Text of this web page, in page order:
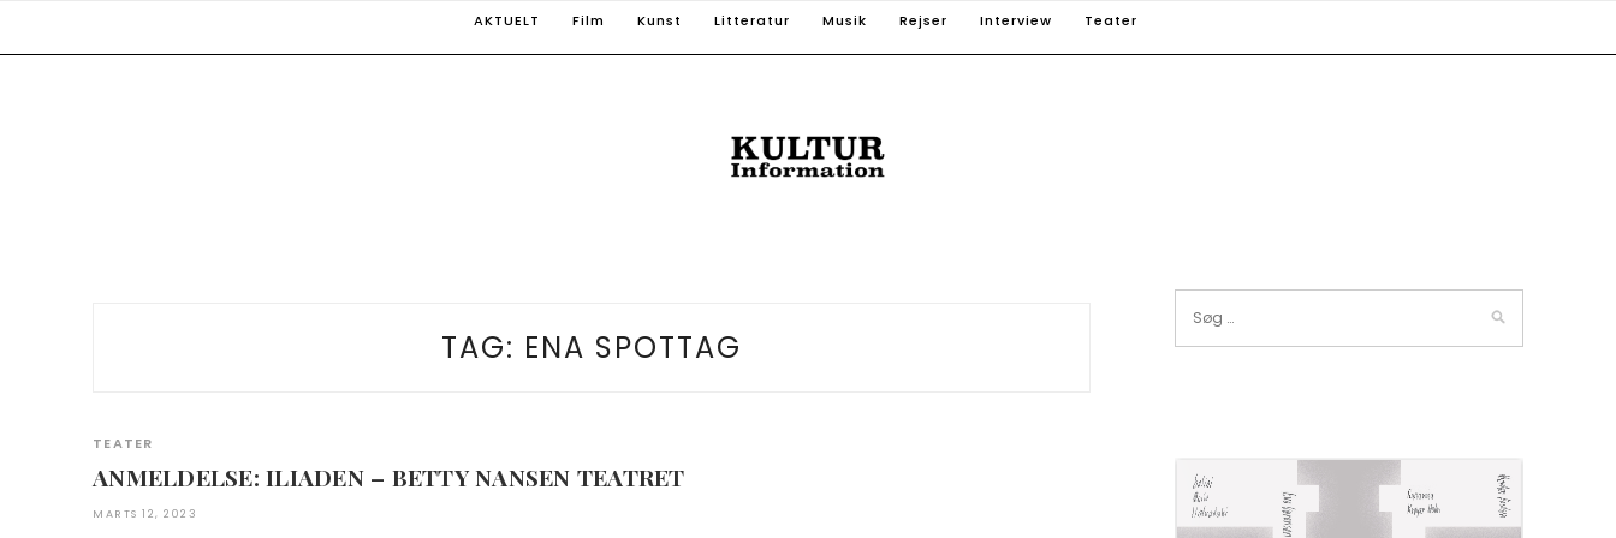
AKTUELT Film Kunst Litteratur Musik Rejser Interview Teater
TAG: ENA SPOTTAG
TEATER
ANMELDELSE: ILIADEN – BETTY NANSEN TEATRET
MARTS 12, 2023